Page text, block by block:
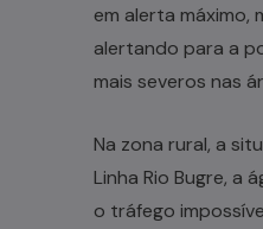
em alerta máximo,
alertando para a
mais severos nas
Na zona rural, a
Linha Rio Bugre, a
o tráfego